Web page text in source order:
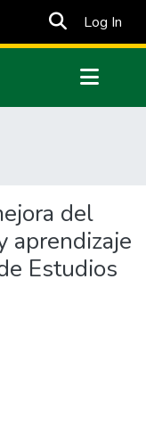
Log In
del
aprendizaje
Estudios